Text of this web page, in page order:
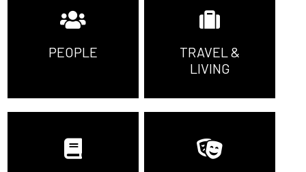
PEOPLE
TRAVEL &
LIVING